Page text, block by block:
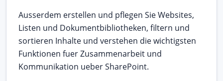
Ausserdem erstellen und pflegen Sie Websites,
Listen und Dokumentbibliotheken, filtern und
sortieren Inhalte und verstehen die wichtigsten
Funktionen fuer Zusammenarbeit und
Kommunikation ueber SharePoint.